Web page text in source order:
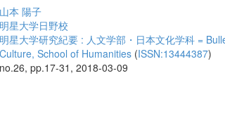
山本 陽子
明星大学日野校
明星大学研究紀要 : 人文学部・日本文化学科 =
Culture, School of Humanities (ISSN:13444387)
no.26, pp.17-31, 2018-03-09